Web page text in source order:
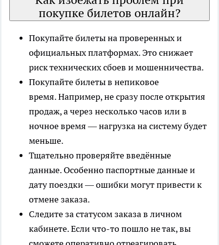
покупке билетов онлайн?
Покупайте билеты на проверенных и
официальных платформах. Это снижает
риск технических сбоев и мошенничества.
Покупайте билеты в непиковое
время. Например, не сразу после открытия
продаж, а через несколько часов или в
ночное время — нагрузка на систему будет
меньше.
Тщательно проверяйте введённые
данные. Особенно паспортные данные и
дату поездки — ошибки могут привести к
отмене заказа.
Следите за статусом заказа в личном
кабинете. Если что-то пошло не так, вы